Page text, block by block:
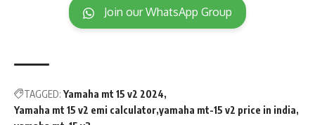
Join our WhatsApp Group
TAGGED: Yamaha mt 15 v2 2024
Yamaha mt 15 v2 emi calculator yamaha mt-15 v2 price in india